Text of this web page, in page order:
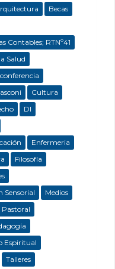
Becas
Contables; RTNº41
Salud
conferencia
Cultura
DI
Enfermeria
Filosofía
Sensorial
Medios
Pastoral
Espiritual
Talleres